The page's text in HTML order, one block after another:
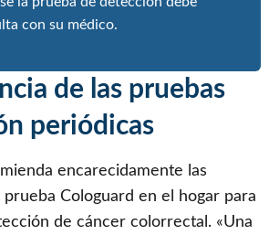
con su médico.
de las pruebas
periódicas
encarecidamente las
Cologuard en el hogar para
de cáncer colorrectal. «Una